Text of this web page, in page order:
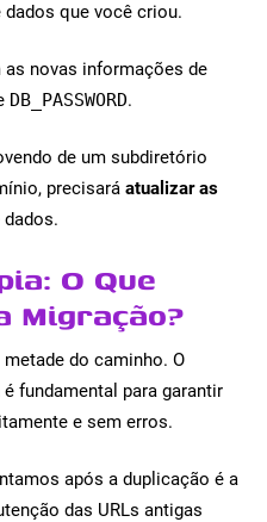
dados que você criou.
novas informações de
DB_PASSWORD.
de um subdiretório
precisará atualizar as
O Que
Migração?
do caminho. O
é fundamental para garantir
e sem erros.
após a duplicação é a
das URLs antigas